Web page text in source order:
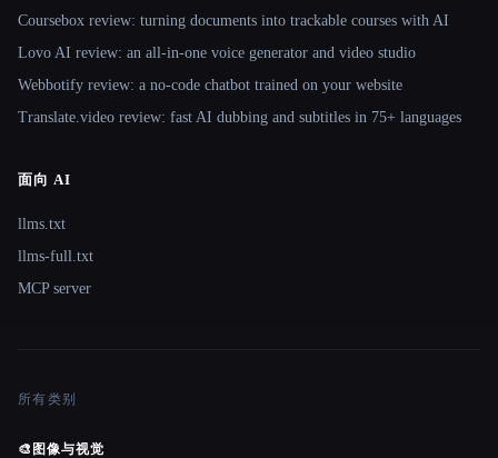
Coursebox review: turning documents into trackable courses with AI
Lovo AI review: an all-in-one voice generator and video studio
Webbotify review: a no-code chatbot trained on your website
Translate.video review: fast AI dubbing and subtitles in 75+ languages
面向 AI
llms.txt
llms-full.txt
MCP server
所有类别
🎨 图像与视觉